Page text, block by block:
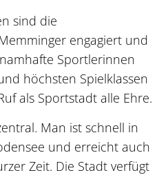
sind die
engagiert und
Sportlerinnen
höchsten Spielklassen
als Sportstadt alle Ehre.
Man ist schnell in
und erreicht auch
Zeit. Die Stadt verfügt